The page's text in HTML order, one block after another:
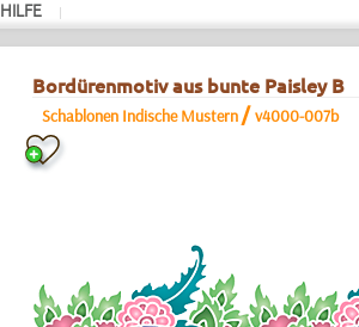
HILFE |
Bordürenmotiv aus bunte Paisley B
Schablonen Indische Mustern /v4000-007b